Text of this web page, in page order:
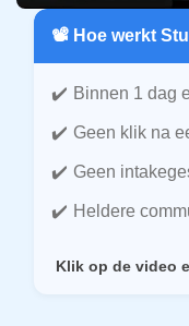
📽️ Hoe werkt
Binnen 1 dag
Geen klik na
Geen
Heldere
Klik op de video